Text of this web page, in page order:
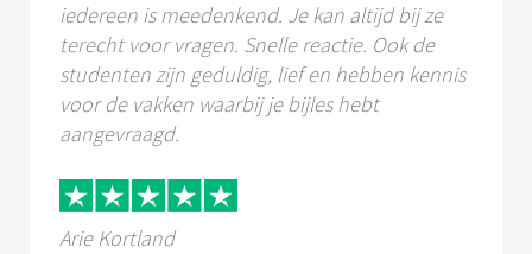
iedereen is meedenkend. Je kan altijd bij ze
terecht voor vragen. Snelle reactie. Ook de
studenten zijn geduldig, lief en hebben kennis
voor de vakken waarbij je bijles hebt
aangevraagd.
Arie Kortland